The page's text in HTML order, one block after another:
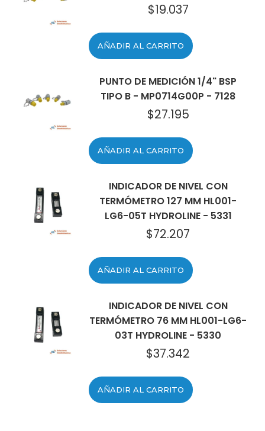
$19.037
AÑADIR AL CARRITO
PUNTO DE MEDICIÓN 1/4" BSP
TIPO B - MP0714G00P - 7128
$27.195
AÑADIR AL CARRITO
INDICADOR DE NIVEL CON
TERMÓMETRO 127 MM HL001-
LG6-05T HYDROLINE - 5331
$72.207
AÑADIR AL CARRITO
INDICADOR DE NIVEL CON
TERMÓMETRO 76 MM HL001-LG6-
03T HYDROLINE - 5330
$37.342
AÑADIR AL CARRITO